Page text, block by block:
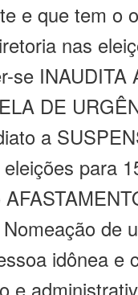
e que tem o
nas
se INAUDITA
DE
a
para
de
idônea e
e